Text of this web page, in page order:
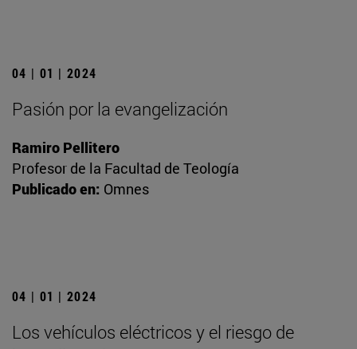
04 | 01 | 2024
Pasión por la evangelización
Ramiro Pellitero
Profesor de la Facultad de Teología
Publicado en: Omnes
04 | 01 | 2024
Los vehículos eléctricos y el riesgo de